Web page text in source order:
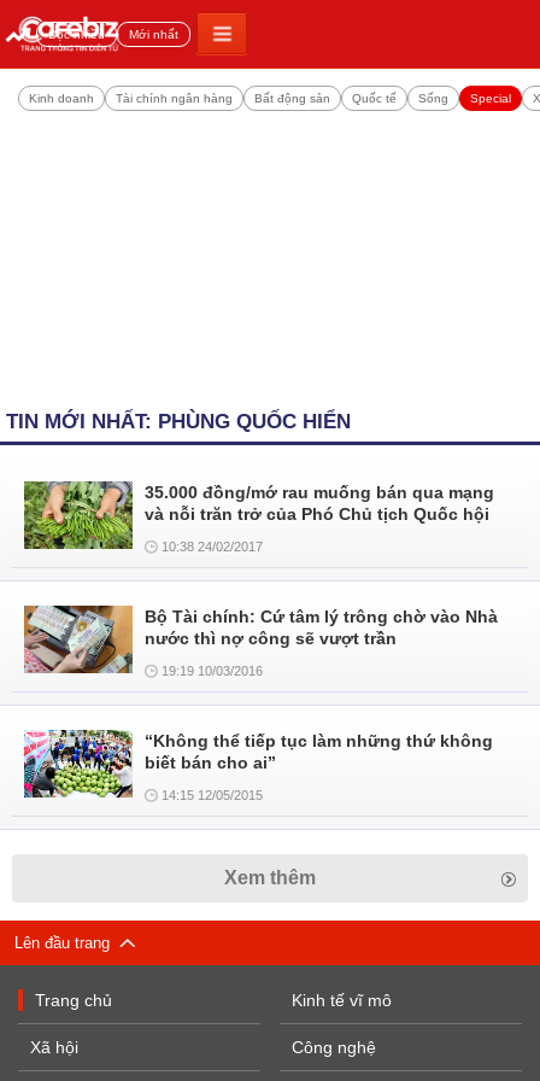
Đọc nhiều Mới nhất
Kinh doanh Tài chính ngân hàng Bất động sản Quốc tế Sống Special
TIN MỚI NHẤT: PHÙNG QUỐC HIỂN
35.000 đồng/mớ rau muống bán qua mạng
và nỗi trăn trở của Phó Chủ tịch Quốc hội
10:38 24/02/2017
Bộ Tài chính: Cứ tâm lý trông chờ vào Nhà
nước thì nợ công sẽ vượt trần
19:19 10/03/2016
“Không thể tiếp tục làm những thứ không
biết bán cho ai”
14:15 12/05/2015
Xem thêm
Lên đầu trang
Trang chủ
Xã hội
Kinh tế vĩ mô
Công nghệ